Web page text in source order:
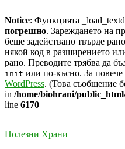
Notice: Функцията
погрешно. Зареждането на
беше задействано твърде
някой код в разширението
рано. Преводите трябва да
init или по-късно. За
WordPress. (Това съобщение
in /home/biohrani/
line 6170
Skip
Полезни Храни